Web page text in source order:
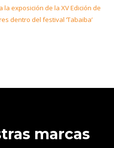
la exposición de la XV Edición de
dentro del festival ‘Tabaiba’
marcas